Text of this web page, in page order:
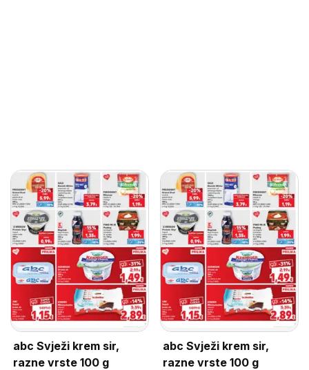
abc Svježi krem sir,
razne vrste 100 g
abc Svježi krem sir,
razne vrste 100 g